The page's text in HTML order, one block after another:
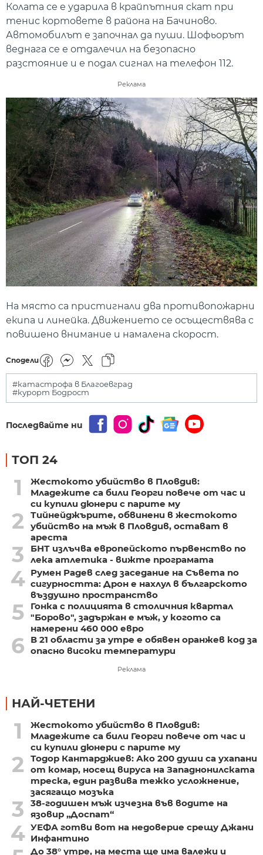
Колата се е ударила в крайпътния скат при
тенис кортовете в района на Бачиново.
Автомобилът е започнал да пуши. Шофьорът
веднага се е отдалечил на безопасно
разстояние и е подал сигнал на телефон 112.
Реклама
На място са пристигнали два противопожарни
екипа и линейка. Движението се осъществява с
повишено внимание и намалена скорост.
Сподели
#катастрофа в Благоевград
#курорт Бодрост
Последвайте ни
ТОП 24
1
Жестокото убийство в Пловдив:
Младежите са били Георги повече от час и
си купили дюнери с парите му
2
Тийнейджърите, обвинени в жестокото
убийство на мъж в Пловдив, остават в
ареста
3
БНТ излъчва европейското първенство по
лека атлетика - вижте програмата
4 Румен Радев след заседание на Съвета по
сигурността: Дрон е нахлул в българското
въздушно пространство
5
Гонка с полицията в столичния квартал
"Борово", задържан е мъж, у когото са
намерени 460 000 евро
6
В 21 области за утре е обявен оранжев код за
опасно високи температури
Реклама
НАЙ-ЧЕТЕНИ
1
Жестокото убийство в Пловдив:
Младежите са били Георги повече от час и
си купили дюнери с парите му
2
Тодор Кантарджиев: Ако 200 души са ухапани
от комар, носещ вируса на Западнонилската
треска, един развива тежко усложнение,
засягащо мозъка
3
38-годишен мъж изчезна във водите на
язовир „Доспат“
4 УЕФА готви вот на недоверие срещу Джани
Инфантино
До 38° утре, на места ще има валежи и